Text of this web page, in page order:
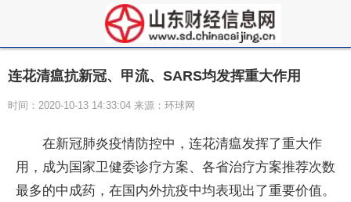
连花清瘟抗新冠、甲流、SARS均发挥重大作用
时间：2020-10-13 14:33:04 来源：环球网
在新冠肺炎疫情防控中，连花清瘟发挥了重大作
用，成为国家卫健委诊疗方案、各省治疗方案推荐次数
最多的中成药，在国内外抗疫中均表现出了重要价值。